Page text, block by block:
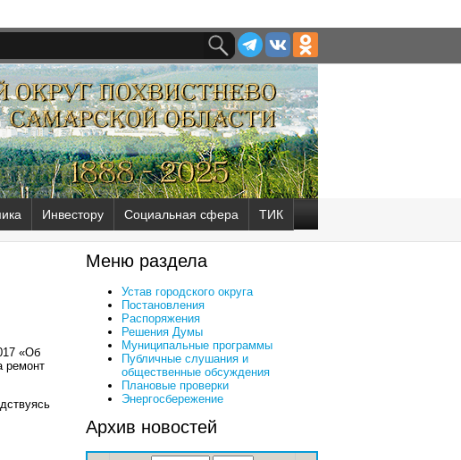
Инвестору Социальная сфера ТИК
«Об
ремонт
Меню раздела
Устав городского округа
Постановления
Распоряжения
Решения Думы
Муниципальные программы
Публичные слушания и
общественные обсуждения
Плановые проверки
Энергосбережение
Архив новостей